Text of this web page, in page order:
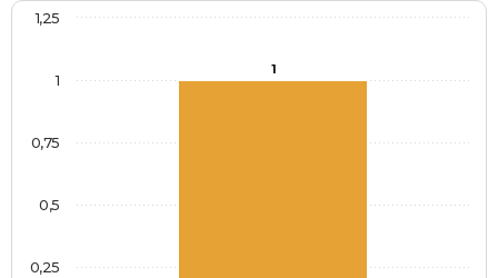
1
0,25
0,5
0,75
1
1,25